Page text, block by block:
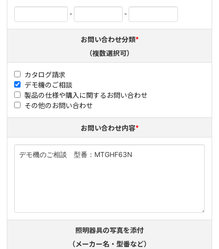
- -
お問い合わせ分類*
（複数選択可）
カタログ請求
デモ機のご相談
製品の仕様や購入に関するお問い合わせ
その他のお問い合わせ
お問い合わせ内容*
照明器具の写真を添付
（メーカー名・型番など）